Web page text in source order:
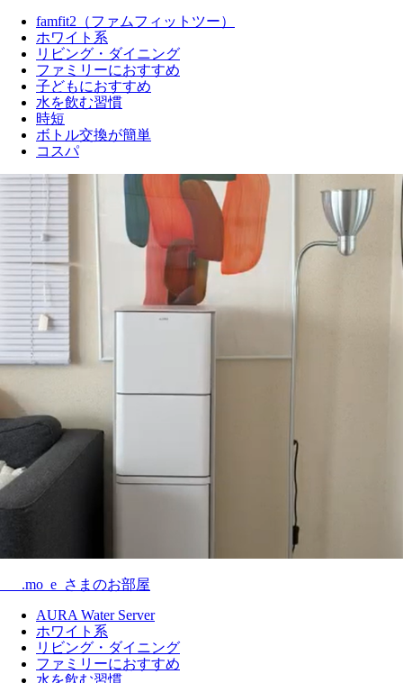
famfit2（ファムフィットツー）
ホワイト系
リビング・ダイニング
ファミリーにおすすめ
子どもにおすすめ
水を飲む習慣
時短
ボトル交換が簡単
コスパ
___.mo_e_さまのお部屋
AURA Water Server
ホワイト系
リビング・ダイニング
ファミリーにおすすめ
水を飲む習慣